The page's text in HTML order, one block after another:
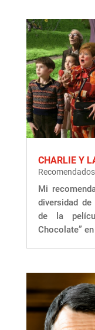
CHARLIE Y
Recomendados
Mi
diversidad
de la
Chocolate”